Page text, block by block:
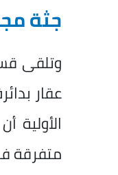
جثة
وتلقى
عقار
متفرقة